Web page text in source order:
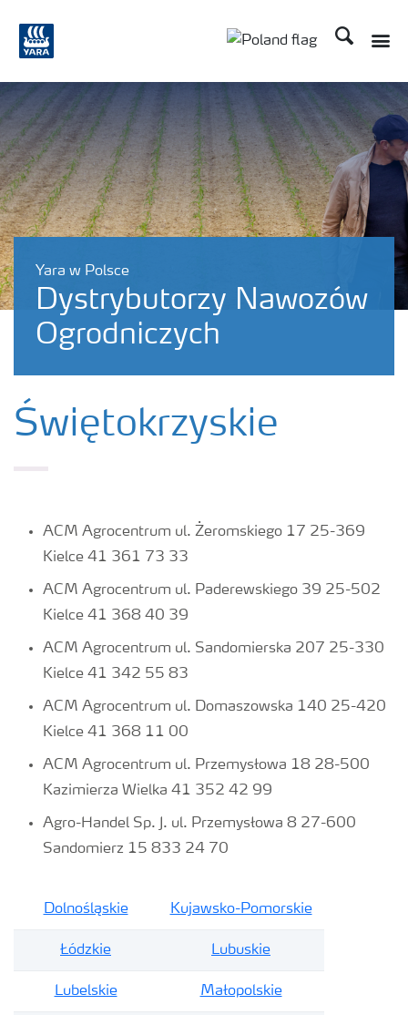
Szukaj
Yara w Polsce
Dystrybutorzy Nawozów
Ogrodniczych
Świętokrzyskie
ACM Agrocentrum ul. Żeromskiego 17 25-369
Kielce 41 361 73 33
ACM Agrocentrum ul. Paderewskiego 39 25-502
Kielce 41 368 40 39
ACM Agrocentrum ul. Sandomierska 207 25-330
Kielce 41 342 55 83
ACM Agrocentrum ul. Domaszowska 140 25-420
Kielce 41 368 11 00
ACM Agrocentrum ul. Przemysłowa 18 28-500
Kazimierza Wielka 41 352 42 99
Agro-Handel Sp. J. ul. Przemysłowa 8 27-600
Sandomierz 15 833 24 70
Dolnośląskie Kujawsko-Pomorskie
Łódzkie Lubuskie
Lubelskie Małopolskie